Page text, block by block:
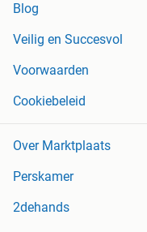
Blog
Veilig en Succesvol
Voorwaarden
Cookiebeleid
Over Marktplaats
Perskamer
2dehands